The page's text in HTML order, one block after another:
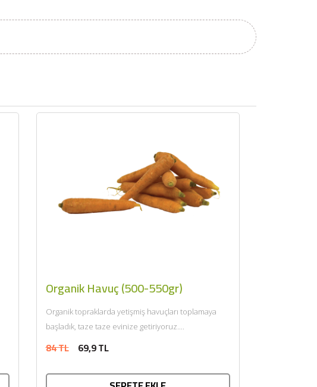
Organik Havuç (500-550gr)
Organik topraklarda yetişmiş havuçları toplamaya
başladık, taze taze evinize getiriyoruz....
84 TL 69,9 TL